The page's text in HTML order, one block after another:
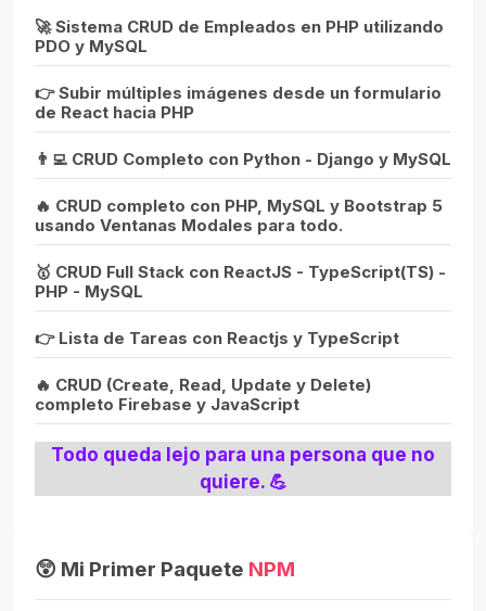
🚀 Sistema CRUD de Empleados en PHP utilizando
PDO y MySQL
👉 Subir múltiples imágenes desde un formulario
de React hacia PHP
👨‍💻 CRUD Completo con Python - Django y MySQL
🔥 CRUD completo con PHP, MySQL y Bootstrap 5
usando Ventanas Modales para todo.
🥇 CRUD Full Stack con ReactJS - TypeScript(TS) -
PHP - MySQL
👉 Lista de Tareas con Reactjs y TypeScript
🔥 CRUD (Create, Read, Update y Delete)
completo Firebase y JavaScript
Todo queda lejo para una persona que no
quiere. 💪
😲 Mi Primer Paquete NPM